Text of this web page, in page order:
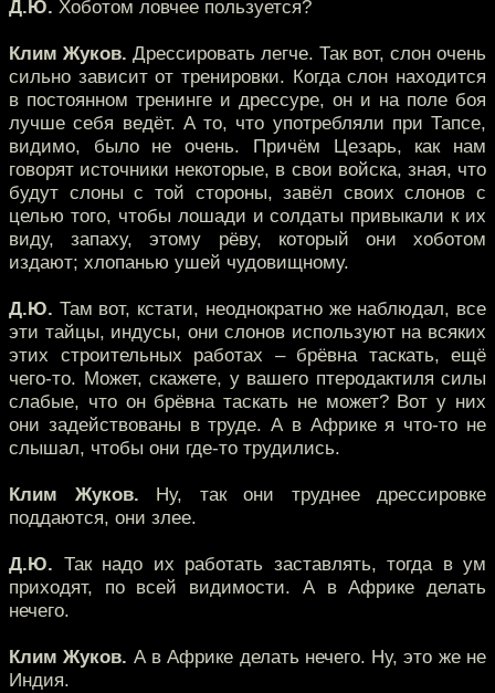
Д.Ю. Хоботом ловчее пользуется?
Клим Жуков. Дрессировать легче. Так вот, слон очень
сильно зависит от тренировки. Когда слон находится
в постоянном тренинге и дрессуре, он и на поле боя
лучше себя ведёт. А то, что употребляли при Тапсе,
видимо, было не очень. Причём Цезарь, как нам
говорят источники некоторые, в свои войска, зная, что
будут слоны с той стороны, завёл своих слонов с
целью того, чтобы лошади и солдаты привыкали к их
виду, запаху, этому рёву, который они хоботом
издают; хлопанью ушей чудовищному.
Д.Ю. Там вот, кстати, неоднократно же наблюдал, все
эти тайцы, индусы, они слонов используют на всяких
этих строительных работах – брёвна таскать, ещё
чего-то. Может, скажете, у вашего птеродактиля силы
слабые, что он брёвна таскать не может? Вот у них
они задействованы в труде. А в Африке я что-то не
слышал, чтобы они где-то трудились.
Клим Жуков. Ну, так они труднее дрессировке
поддаются, они злее.
Д.Ю. Так надо их работать заставлять, тогда в ум
приходят, по всей видимости. А в Африке делать
нечего.
Клим Жуков. А в Африке делать нечего. Ну, это же не
Индия.